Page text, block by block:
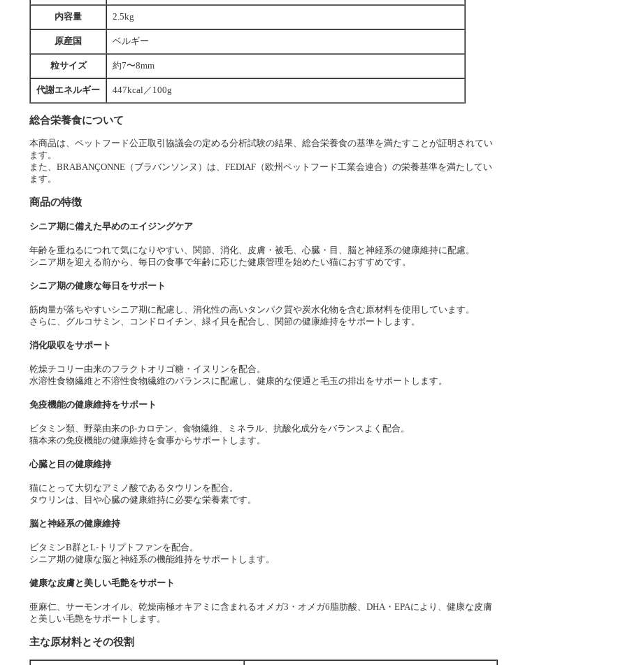
内容量 2.5kg
原産国 ベルギー
粒サイズ 約7〜8mm
代謝エネルギー 447kcal／100g
総合栄養食について
本商品は、ペットフード公正取引協議会の定める分析試験の結果、総合栄養食の基準を満たすことが証明されてい
ます。
また、BRABANÇONNE（ブラバンソンヌ）は、FEDIAF（欧州ペットフード工業会連合）の栄養基準を満たしてい
ます。
商品の特徴
シニア期に備えた早めのエイジングケア
年齢を重ねるにつれて気になりやすい、関節、消化、皮膚・被毛、心臓・目、脳と神経系の健康維持に配慮。
シニア期を迎える前から、毎日の食事で年齢に応じた健康管理を始めたい猫におすすめです。
シニア期の健康な毎日をサポート
筋肉量が落ちやすいシニア期に配慮し、消化性の高いタンパク質や炭水化物を含む原材料を使用しています。
さらに、グルコサミン、コンドロイチン、緑イ貝を配合し、関節の健康維持をサポートします。
消化吸収をサポート
乾燥チコリー由来のフラクトオリゴ糖・イヌリンを配合。
水溶性食物繊維と不溶性食物繊維のバランスに配慮し、健康的な便通と毛玉の排出をサポートします。
免疫機能の健康維持をサポート
ビタミン類、野菜由来のβ-カロテン、食物繊維、ミネラル、抗酸化成分をバランスよく配合。
猫本来の免疫機能の健康維持を食事からサポートします。
心臓と目の健康維持
猫にとって大切なアミノ酸であるタウリンを配合。
タウリンは、目や心臓の健康維持に必要な栄養素です。
脳と神経系の健康維持
ビタミンB群とL-トリプトファンを配合。
シニア期の健康な脳と神経系の機能維持をサポートします。
健康な皮膚と美しい毛艶をサポート
亜麻仁、サーモンオイル、乾燥南極オキアミに含まれるオメガ3・オメガ6脂肪酸、DHA・EPAにより、健康な皮膚
と美しい毛艶をサポートします。
主な原材料とその役割